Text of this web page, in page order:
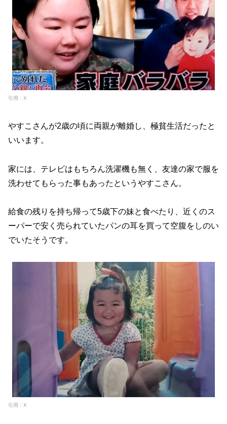
引用：X
やすこさんが2歳の頃に両親が離婚し、極貧生活だったと
いいます。
家には、テレビはもちろん洗濯機も無く、友達の家で服を
洗わせてもらった事もあったというやすこさん。
給食の残りを持ち帰って5歳下の妹と食べたり、近くのス
ーパーで安く売られていたパンの耳を買って空腹をしのい
でいたそうです。
引用：X